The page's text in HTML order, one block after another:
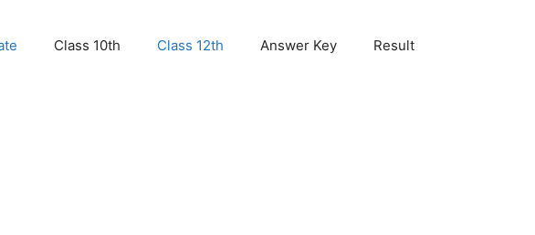
Class 10th Class 12th Answer Key Result